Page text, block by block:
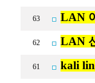
63 LAN
62 LAN
61 kali